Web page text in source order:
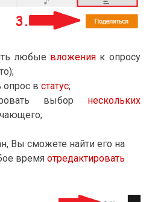
любые вложения к опросу
опрос встатус;
выбор нескольких
Вы сможете найти его на
времяотредактировать